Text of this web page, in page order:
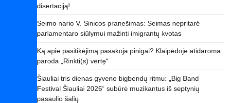
disertaciją!
Seimo nario V. Sinicos pranešimas: Seimas nepritarė
parlamentaro siūlymui mažinti imigrantų kvotas
Ką apie pasitikėjimą pasakoja pinigai? Klaipėdoje atidaroma
paroda „Rinkti(s) vertę“
Šiauliai tris dienas gyveno bigbendų ritmu: „Big Band
Festival Šiauliai 2026“ subūrė muzikantus iš septynių
pasaulio šalių